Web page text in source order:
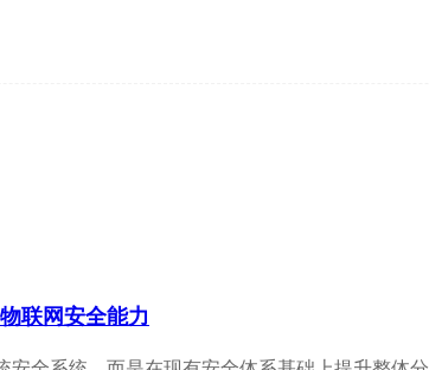
联网安全能力